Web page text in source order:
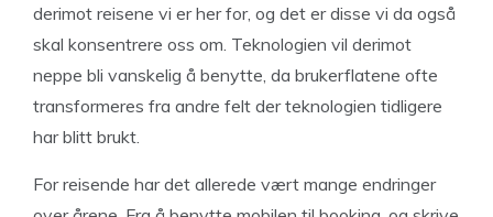
derimot reisene vi er her for, og det er disse vi da også
skal konsentrere oss om. Teknologien vil derimot
neppe bli vanskelig å benytte, da brukerflatene ofte
transformeres fra andre felt der teknologien tidligere
har blitt brukt.
For reisende har det allerede vært mange endringer